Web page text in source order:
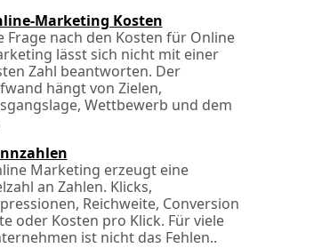
Marketing Kosten
Frage nach den Kosten für Online
lässt sich nicht mit einer
Zahl beantworten. Der
hängt von Zielen,
Wettbewerb und dem
Marketing erzeugt eine
an Zahlen. Klicks,
Reichweite, Conversion
oder Kosten pro Klick. Für viele
ist nicht das Fehlen..